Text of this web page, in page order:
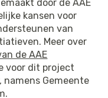
door de AAE
kansen voor
van
Meer over
de AAE
voor dit project
namens Gemeente